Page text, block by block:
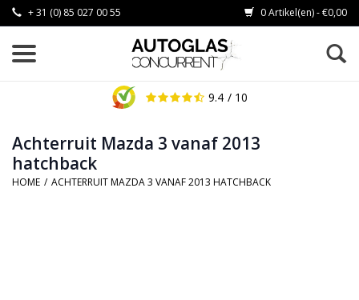
+ 31 (0) 85 027 00 55 0 Artikel(en) - €0,00
9.4 / 10
Achterruit Mazda 3 vanaf 2013
hatchback
HOME / ACHTERRUIT MAZDA 3 VANAF 2013 HATCHBACK